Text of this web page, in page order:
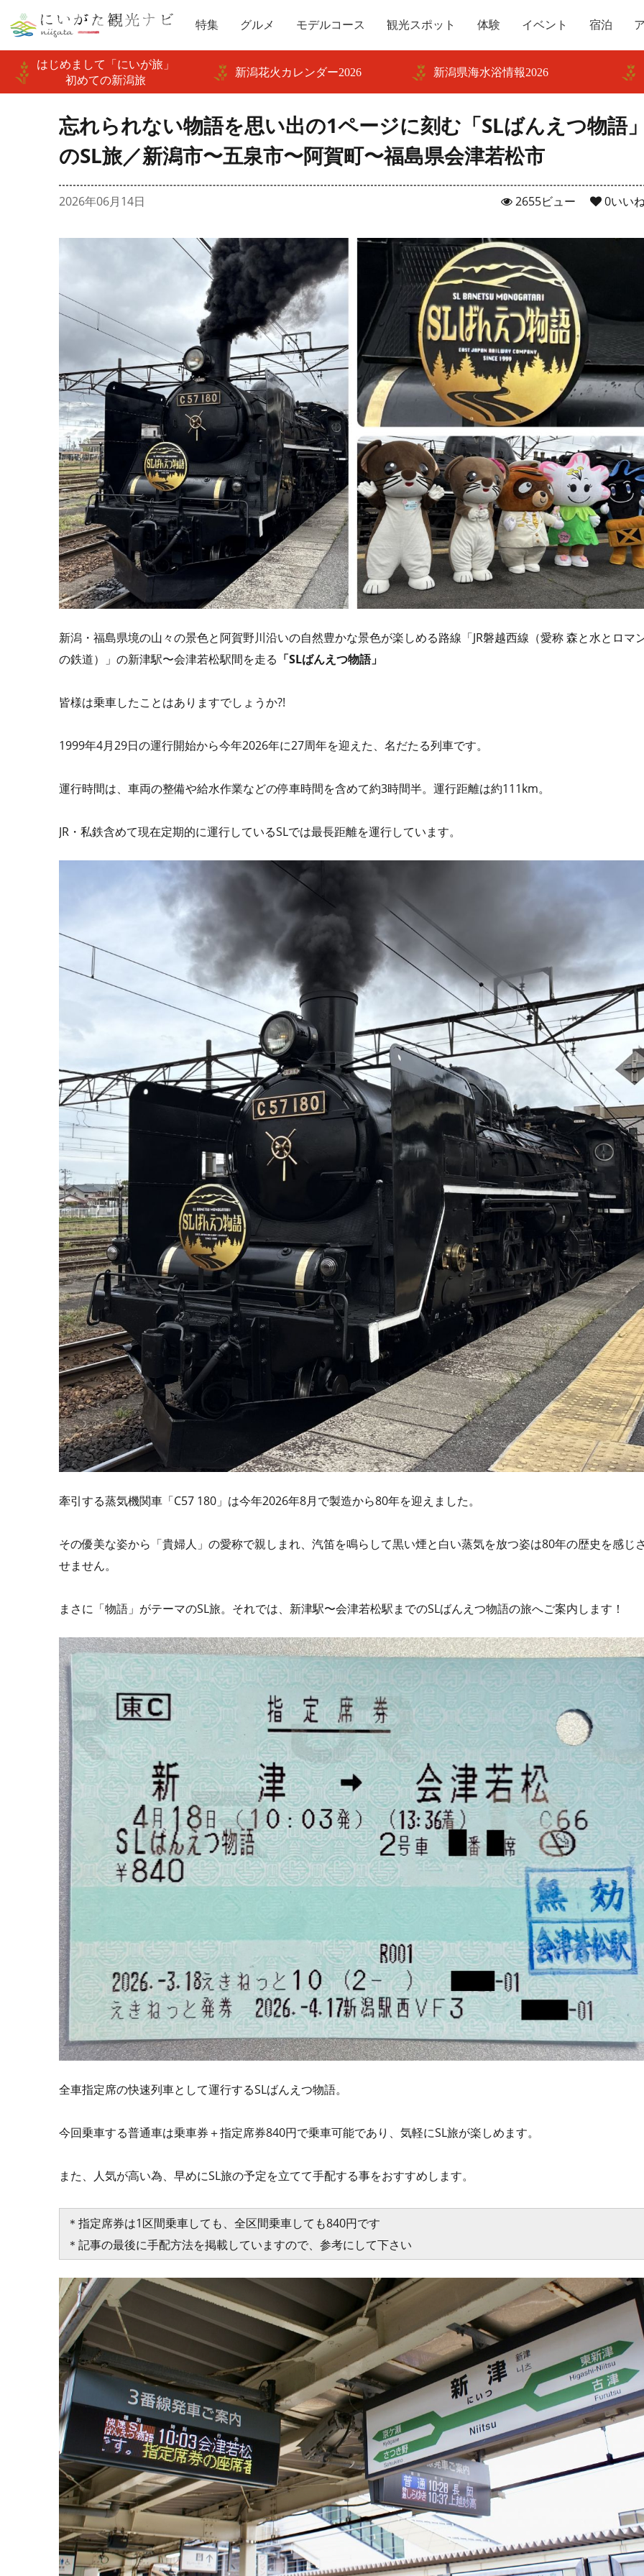
特集 グルメ モデルコース 観光スポット 体験 イベント 宿泊
はじめまして「にいが旅」
初めての新潟旅
新潟花火カレンダー2026 新潟県海水浴情報2026
忘れられない物語を思い出の1ページに刻む「SLばんえつ物語
のSL旅／新潟市〜五泉市〜阿賀町〜福島県会津若松市
2026年06月14日 0いい
2655ビュー
新潟・福島県境の山々の景色と阿賀野川沿いの自然豊かな景色が楽しめる路線「JR磐越西線（愛称 森と水とロマ
の鉄道）」の新津駅〜会津若松駅間を走る 「SLばんえつ物語」
皆様は乗車したことはありますでしょうか?!
1999年4月29日の運行開始から今年2026年に27周年を迎えた、名だたる列車です。
運行時間は、車両の整備や給水作業などの停車時間を含めて約3時間半。運行距離は約111km。
JR・私鉄含めて現在定期的に運行しているSLでは最長距離を運行しています。
牽引する蒸気機関車「C57 180」は今年2026年8月で製造から80年を迎えました。
その優美な姿から「貴婦人」の愛称で親しまれ、汽笛を鳴らして黒い煙と白い蒸気を放つ姿は80年の歴史を感じ
せません。
まさに「物語」がテーマのSL旅。それでは、新津駅〜会津若松駅までのSLばんえつ物語の旅へご案内します！
全車指定席の快速列車として運行するSLばんえつ物語。
今回乗車する普通車は乗車券＋指定席券840円で乗車可能であり、気軽にSL旅が楽しめます。
また、人気が高い為、早めにSL旅の予定を立てて手配する事をおすすめします。
＊指定席券は1区間乗車しても、全区間乗車しても840円です
＊記事の最後に手配方法を掲載していますので、参考にして下さい